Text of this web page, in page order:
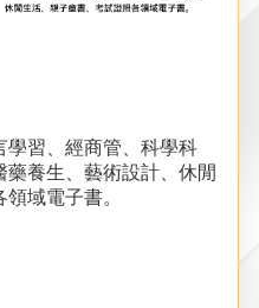
學習、經商管、科學科
養生、藝術設計、休閒
域電子書。